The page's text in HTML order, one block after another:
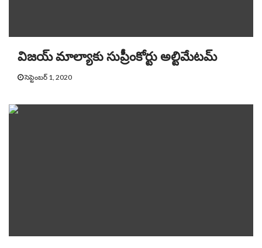
విజయ్ మాల్యాకు సుప్రీంకోర్టు అల్టిమేటమ్
సెప్టెంబర్ 1, 2020